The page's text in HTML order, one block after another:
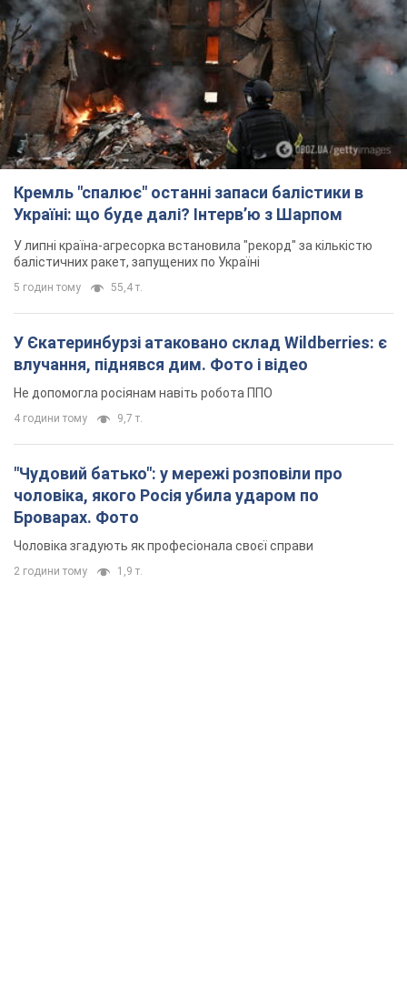
Кремль "спалює" останні запаси балістики в
Україні: що буде далі? Інтерв’ю з Шарпом
У липні країна-агресорка встановила "рекорд" за кількістю
балістичних ракет, запущених по Україні
5 годин тому 55,4 т.
У Єкатеринбурзі атаковано склад Wildberries: є
влучання, піднявся дим. Фото і відео
Не допомогла росіянам навіть робота ППО
4 години тому
"Чудовий батько": у мережі розповіли про
чоловіка, якого Росія убила ударом по
Броварах. Фото
Чоловіка згадують як професіонала своєї справи
2 години тому 1,9 т.